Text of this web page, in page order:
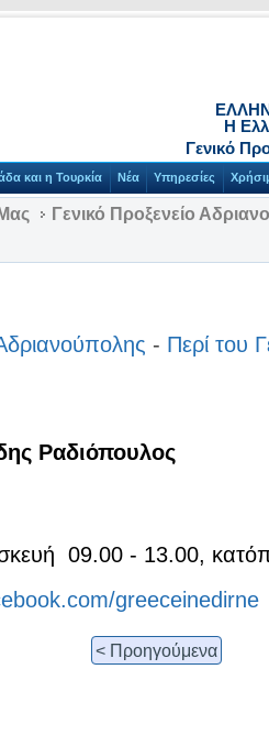
Η
Γενικό
και η Τουρκία Νέα Υπηρεσίες
Γενικό Προξενείο
- Περί του
Ραδιόπουλος
09.00 - 13.00,
greeceinedirne
< Προηγούμενα